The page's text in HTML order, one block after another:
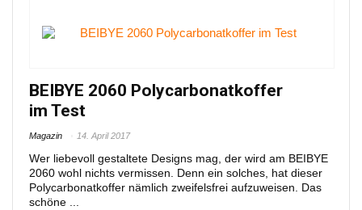
BEIBYE 2060 Polycarbonatkoffer
im Test
Magazin 14. April 2017
Wer liebevoll gestaltete Designs mag, der wird am BEIBYE
2060 wohl nichts vermissen. Denn ein solches, hat dieser
Polycarbonatkoffer nämlich zweifelsfrei aufzuweisen. Das
schöne ...